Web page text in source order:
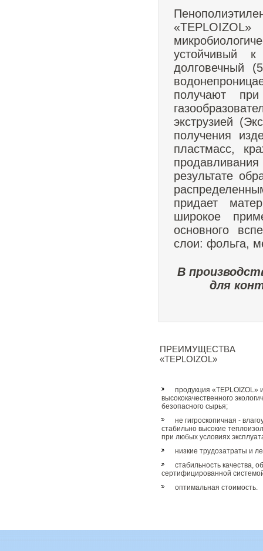
устойчивый
долговечный
получают
экструзией
получения
пластмасс,
результате
придает
широкое
основного
слои: фольга,
В
для
«TEPLOIZOL»
продукция «TEPLOIZOL»
высококачественного
безопасного сырья;
не гигроскопичная -
стабильно высокие
при любых условиях
низкие трудозатраты и
стабильность качества,
сертифицированной
оптимальная стоимость.